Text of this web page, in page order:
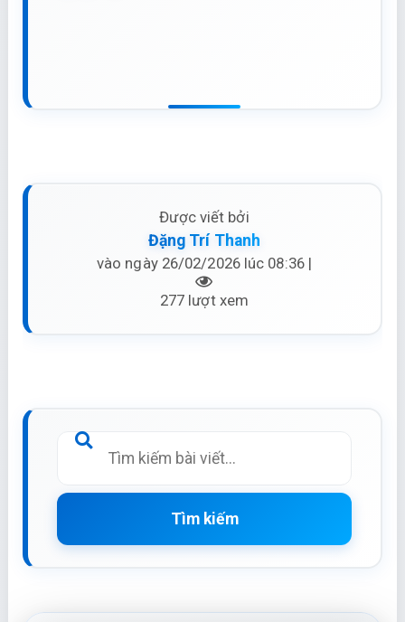
Được viết bởi
Đặng Trí Thanh
vào ngày 26/02/2026 lúc 08:36 |
277 lượt xem
Tìm kiếm